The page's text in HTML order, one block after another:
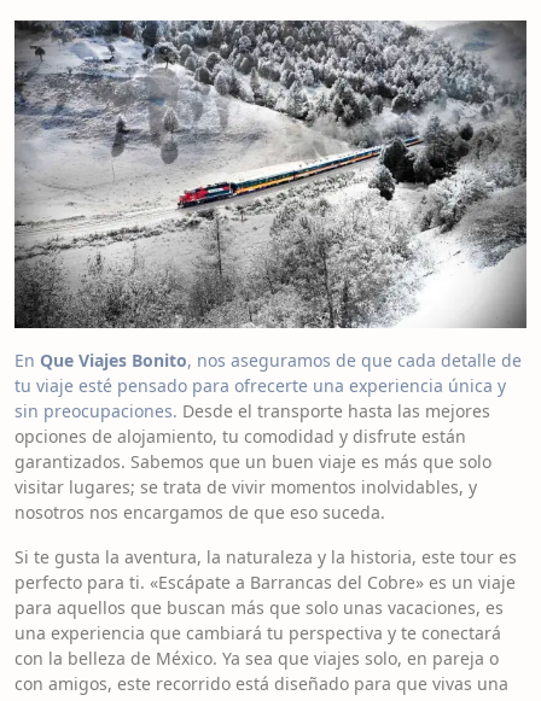
En Que Viajes Bonito, nos aseguramos de que cada detalle de
tu viaje esté pensado para ofrecerte una experiencia única y
sin preocupaciones. Desde el transporte hasta las mejores
opciones de alojamiento, tu comodidad y disfrute están
garantizados. Sabemos que un buen viaje es más que solo
visitar lugares; se trata de vivir momentos inolvidables, y
nosotros nos encargamos de que eso suceda.
Si te gusta la aventura, la naturaleza y la historia, este tour es
perfecto para ti. «Escápate a Barrancas del Cobre» es un viaje
para aquellos que buscan más que solo unas vacaciones, es
una experiencia que cambiará tu perspectiva y te conectará
con la belleza de México. Ya sea que viajes solo, en pareja o
con amigos, este recorrido está diseñado para que vivas una